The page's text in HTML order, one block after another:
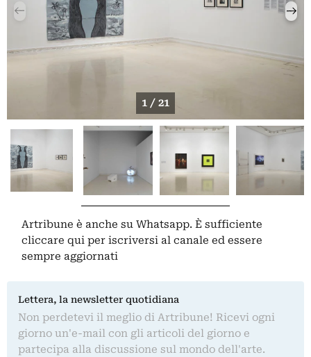
1 / 21
Artribune è anche su Whatsapp. È sufficiente
cliccare qui per iscriversi al canale ed essere
sempre aggiornati
Lettera, la newsletter quotidiana
Non perdetevi il meglio di Artribune! Ricevi ogni
giorno un'e-mail con gli articoli del giorno e
partecipa alla discussione sul mondo dell'arte.